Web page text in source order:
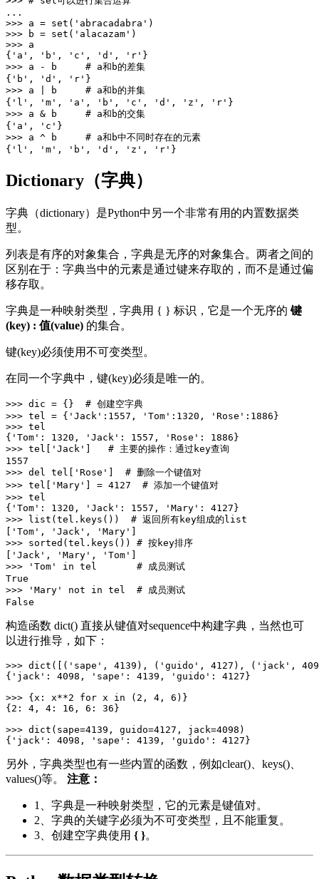
...
>>> a = set('abracadabra')
>>> b = set('alacazam')
>>> a
{'a', 'b', 'c', 'd', 'r'}
>>> a - b     # a和b的差集
{'b', 'd', 'r'}
>>> a | b     # a和b的并集
{'l', 'm', 'a', 'b', 'c', 'd', 'z', 'r'}
>>> a & b     # a和b的交集
{'a', 'c'}
>>> a ^ b     # a和b中不同时存在的元素
Dictionary（字典）
字典（dictionary）是Python中另一个非常有用的内置数据类
型。
列表是有序的对象集合，字典是无序的对象集合。两者之间的
区别在于：字典当中的元素是通过键来存取的，而不是通过偏
移存取。
字典是一种映射类型，字典用 { } 标识，它是一个无序的 键
(key) : 值(value) 的集合。
键(key)必须使用不可变类型。
在同一个字典中，键(key)必须是唯一的。
>>> dic = {}  # 创建空字典
>>> tel = {'Jack':1557, 'Tom':1320, 'Rose':1886}
>>> tel
{'Tom': 1320, 'Jack': 1557, 'Rose': 1886}
>>> tel['Jack']   # 主要的操作：通过key查询
1557
>>> del tel['Rose']  # 删除一个键值对
>>> tel['Mary'] = 4127  # 添加一个键值对
>>> tel
{'Tom': 1320, 'Jack': 1557, 'Mary': 4127}
>>> list(tel.keys())  # 返回所有key组成的list
['Tom', 'Jack', 'Mary']
>>> sorted(tel.keys()) # 按key排序
['Jack', 'Mary', 'Tom']
>>> 'Tom' in tel       # 成员测试
True
>>> 'Mary' not in tel  # 成员测试
构造函数 dict() 直接从键值对sequence中构建字典，当然也可
以进行推导，如下：
>>> dict([('sape', 4139), ('guido', 4127), ('jack',
{'jack': 4098, 'sape': 4139, 'guido': 4127}
>>> {x: x**2 for x in (2, 4, 6)}
{2: 4, 4: 16, 6: 36}
>>> dict(sape=4139, guido=4127, jack=4098)
另外，字典类型也有一些内置的函数，例如clear()、keys()、
values()等。 注意：
1、字典是一种映射类型，它的元素是键值对。
2、字典的关键字必须为不可变类型，且不能重复。
3、创建空字典使用 { }。